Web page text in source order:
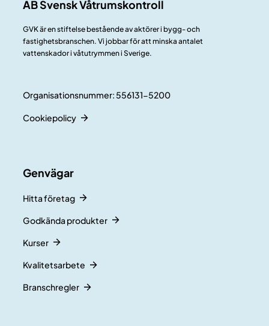
AB Svensk Våtrumskontroll
GVK är en stiftelse bestående av aktörer i bygg- och
fastighetsbranschen. Vi jobbar för att minska antalet
vattenskador i våtutrymmen i Sverige.
Organisationsnummer: 556131-5200
Cookiepolicy
Genvägar
Hitta företag
Godkända produkter
Kurser
Kvalitetsarbete
Branschregler